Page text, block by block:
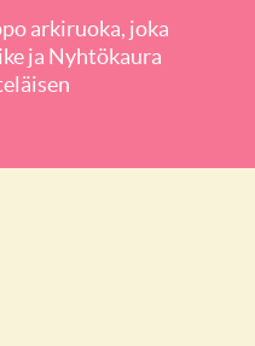
arkiruoka, joka
ja Nyhtökaura